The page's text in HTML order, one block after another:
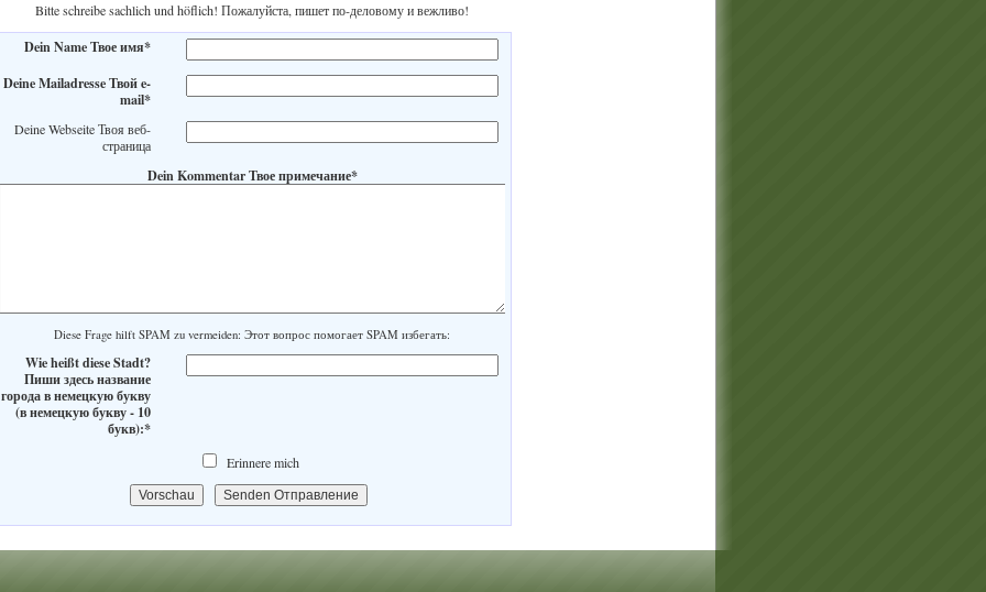
Bitte schreibe sachlich und höflich! Пожалуйста, пишет по-деловому и вежливо!
Dein Name Твое имя*
Deine Mailadresse Твой e-
mail*
Deine Webseite Твоя веб-
страница
Dein Kommentar Твое примечание*
Diese Frage hilft SPAM zu vermeiden: Этот вопрос помогает SPAM избегать:
Wie heißt diese Stadt?
Пиши здесь название
города в немецкую букву
(в немецкую букву - 10
букв):*
Erinnere mich